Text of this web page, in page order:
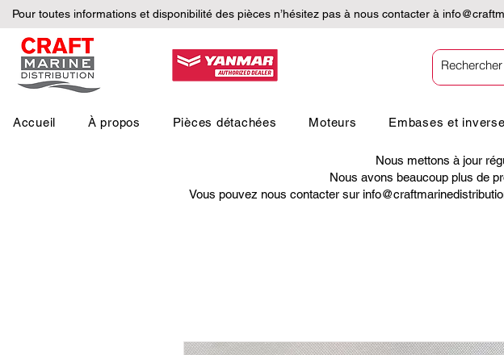
Pour toutes informations et disponibilité des pièces n’hésitez pas à nous contacter à
Accueil À propos Pièces détachées Moteurs Embases et
Nous mettons à jour
Nous avons beaucoup plus de
Vous pouvez nous contacter sur